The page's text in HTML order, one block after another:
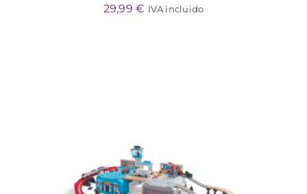
29,99€ IVA incluido
ADD TO CART / DETALLES